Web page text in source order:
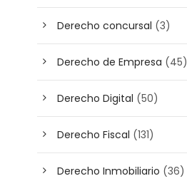
Derecho concursal (3)
Derecho de Empresa (45)
Derecho Digital (50)
Derecho Fiscal (131)
Derecho Inmobiliario (36)